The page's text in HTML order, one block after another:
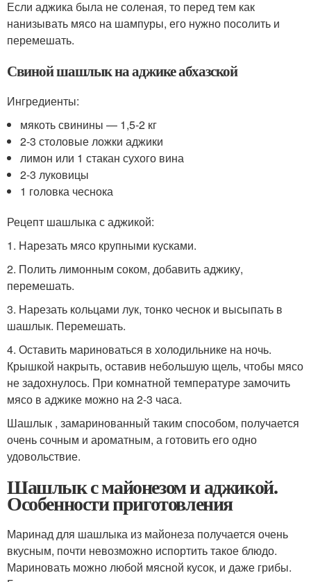
Если аджика была не соленая, то перед тем как
нанизывать мясо на шампуры, его нужно посолить и
перемешать.
Свиной шашлык на аджике абхазской
Ингредиенты:
мякоть свинины — 1,5-2 кг
2-3 столовые ложки аджики
лимон или 1 стакан сухого вина
2-3 луковицы
1 головка чеснока
Рецепт шашлыка с аджикой:
1. Нарезать мясо крупными кусками.
2. Полить лимонным соком, добавить аджику,
перемешать.
3. Нарезать кольцами лук, тонко чеснок и высыпать в
шашлык. Перемешать.
4. Оставить мариноваться в холодильнике на ночь.
Крышкой накрыть, оставив небольшую щель, чтобы мясо
не задохнулось. При комнатной температуре замочить
мясо в аджике можно на 2-3 часа.
Шашлык , замаринованный таким способом, получается
очень сочным и ароматным, а готовить его одно
удовольствие.
Шашлык с майонезом и аджикой.
Особенности приготовления
Маринад для шашлыка из майонеза получается очень
вкусным, почти невозможно испортить такое блюдо.
Мариновать можно любой мясной кусок, и даже грибы.